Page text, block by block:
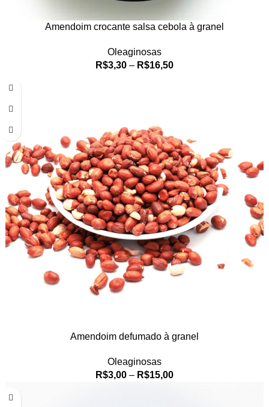
Amendoim crocante salsa cebola à granel
Oleaginosas
R$3,30 – R$16,50
Amendoim defumado à granel
Oleaginosas
R$3,00 – R$15,00